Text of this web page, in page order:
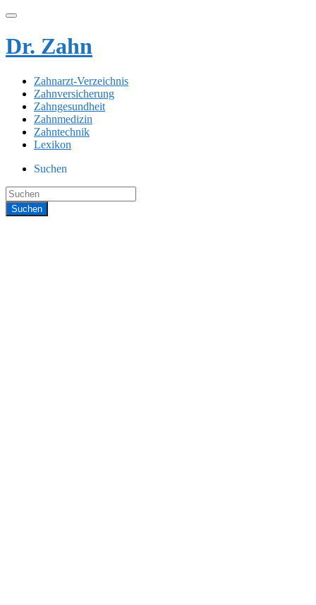
Dr. Zahn
Zahnarzt-Verzeichnis
Zahnversicherung
Zahngesundheit
Zahnmedizin
Zahntechnik
Lexikon
Suchen